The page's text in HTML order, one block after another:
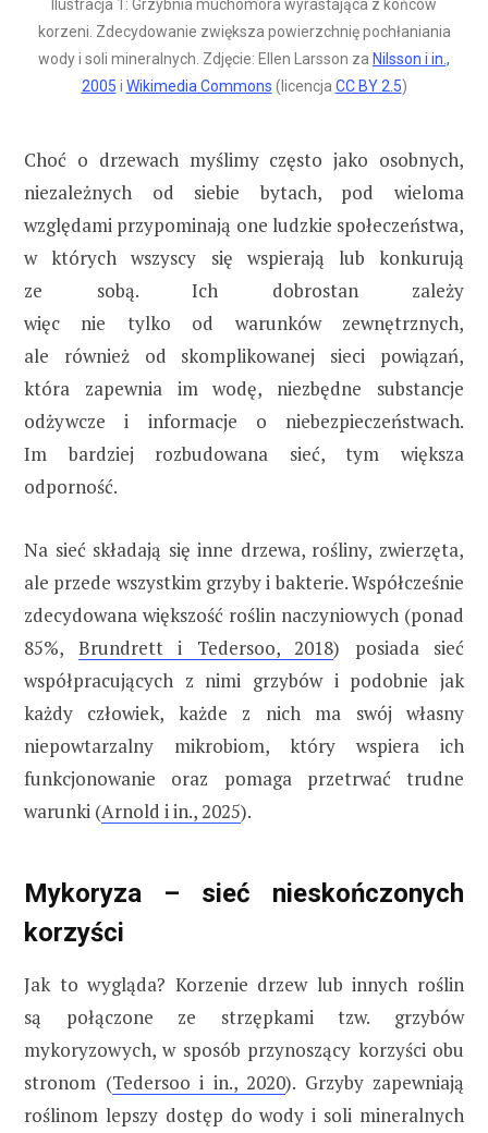
Ilustracja 1: Grzybnia muchomora wyrastająca z końców
korzeni. Zdecydowanie zwiększa powierzchnię pochłaniania
wody i soli mineralnych. Zdjęcie: Ellen Larsson za Nilsson i in.,
2005 i Wikimedia Commons (licencja CC BY 2.5)
Choć o drzewach myślimy często jako osobnych,
niezależnych od siebie bytach, pod wieloma
względami przypominają one ludzkie społeczeństwa,
w których wszyscy się wspierają lub konkurują
ze sobą. Ich dobrostan zależy
więc nie tylko od warunków zewnętrznych,
ale również od skomplikowanej sieci powiązań,
która zapewnia im wodę, niezbędne substancje
odżywcze i informacje o niebezpieczeństwach.
Im bardziej rozbudowana sieć, tym większa
odporność.
Na sieć składają się inne drzewa, rośliny, zwierzęta,
ale przede wszystkim grzyby i bakterie. Współcześnie
zdecydowana większość roślin naczyniowych (ponad
85%, Brundrett i Tedersoo, 2018) posiada sieć
współpracujących z nimi grzybów i podobnie jak
każdy człowiek, każde z nich ma swój własny
niepowtarzalny mikrobiom, który wspiera ich
funkcjonowanie oraz pomaga przetrwać trudne
warunki (Arnold i in., 2025).
Mykoryza – sieć nieskończonych
korzyści
Jak to wygląda? Korzenie drzew lub innych roślin
są połączone ze strzępkami tzw. grzybów
mykoryzowych, w sposób przynoszący korzyści obu
stronom (Tedersoo i in., 2020). Grzyby zapewniają
roślinom lepszy dostęp do wody i soli mineralnych